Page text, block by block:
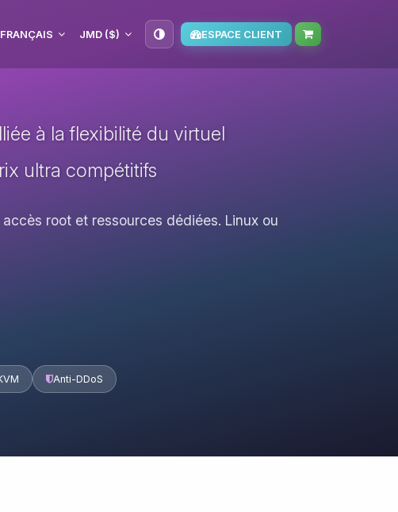
FRANÇAIS JMD ($) ESPACE CLIENT
à la flexibilité du virtuel
ultra compétitifs
root et ressources dédiées. Linux ou
Anti-DDoS